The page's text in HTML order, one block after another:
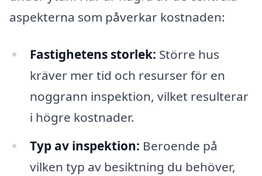
aspekterna som påverkar kostnaden:
Fastighetens storlek: Större hus
kräver mer tid och resurser för en
noggrann inspektion, vilket resulterar
i högre kostnader.
Typ av inspektion: Beroende på
vilken typ av besiktning du behöver,